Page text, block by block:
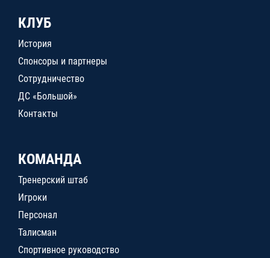
КЛУБ
История
Спонсоры и партнеры
Сотрудничество
ДС «Большой»
Контакты
КОМАНДА
Тренерский штаб
Игроки
Персонал
Талисман
Спортивное руководство